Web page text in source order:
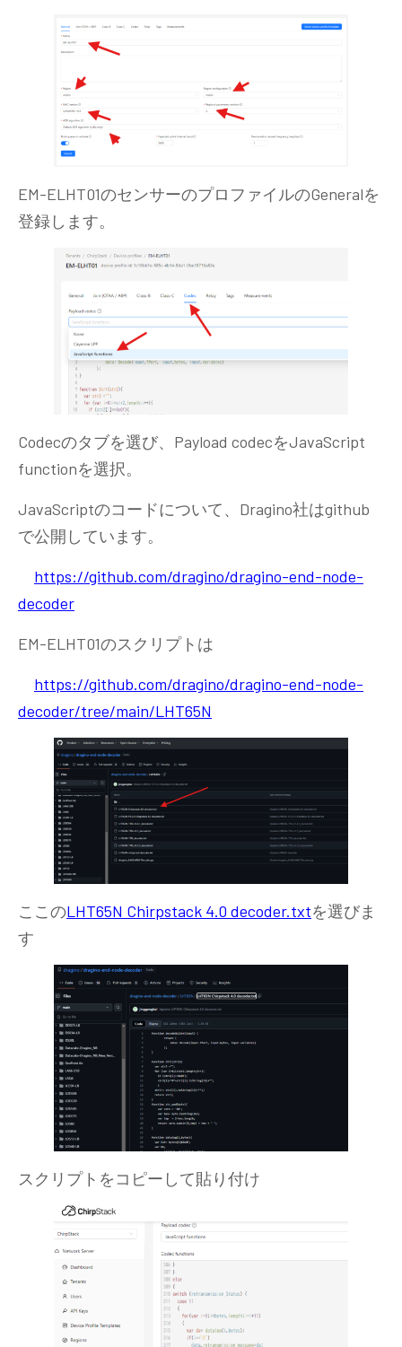
EM-ELHT01のセンサーのプロファイルのGeneralを
登録します。
Codecのタブを選び、Payload codecをJavaScript
functionを選択。
JavaScriptのコードについて、Dragino社はgithub
で公開しています。
https://github.com/dragino/dragino-end-node-
decoder
EM-ELHT01のスクリプトは
https://github.com/dragino/dragino-end-node-
decoder/tree/main/LHT65N
ここのLHT65N Chirpstack 4.0 decoder.txtを選びま
す
スクリプトをコピーして貼り付け